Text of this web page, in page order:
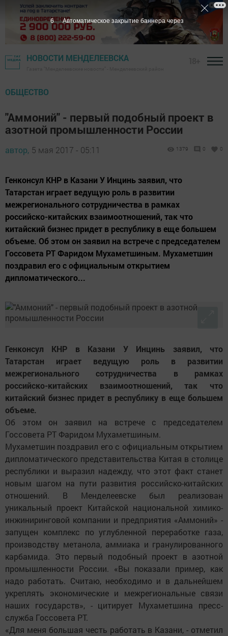
НОВОСТИ МЕНДЕЛЕЕВСКА
ОБЩЕСТВО
"Аммоний" - первый подобный проект в
азотной промышленности России
автор, 5 мая 2017 - 05:11 1379 0 0
Генконсул КНР в Казани У Инцинь заявил, что
Татарстан играет ведущую роль в развитии
межрегионального сотрудничества в рамках
российско-китайских взаимоотношений, так что
китайский бизнес придет в республику в еще большем
объеме. Об этом он заявил на встрече с председателем
Госсовета РТ Фаридом Мухаметшиным. Мухаметшин
поздравил его с официальным открытием
дипломатического...
Генконсул КНР в Казани У Инцинь заявил, что
Татарстан играет ведущую роль в развитии
межрегионального сотрудничества в рамках
российско-китайских взаимоотношений, так что
китайский бизнес придет в республику в еще большем
объеме.
Об этом он заявил на встрече с председателем
Госсовета РТ Фаридом Мухаметшиным.
Мухаметшин поздравил его с официальным открытием
дипломатического представительства Китая в столице
республики и выразил надежду, что этот факт станет
новым шагом на пути развития российско-китайских
отношений. В Менделеевске был реализован
уникальный проект Китайской национальной химико-
инжиниринговой компании и предприятия «Аммоний» -
запущен комплекс по углубленной переработке газа,
производству метанола, аммиака и гранулированного
карбамида. Это первый подобный проект в азотной
промышленности России. «Вы показали пример, как
надо работать. Считаю, необходимо и в дальнейшем
укреплять экономические и межрегиональные связи
наших государств», - цитирует Мухаметшина пресс-
служба Госсовета РТ.
«Для меня большая честь работать в Казани, - отметил
5 Автоматическое закрытие баннера через